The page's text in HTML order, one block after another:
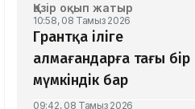
Қазір оқып жатыр
10:58, 08 Тамыз 2026
Грантқа іліге
алмағандарға тағы бір
мүмкіндік бар
09:42, 08 Тамыз 2026